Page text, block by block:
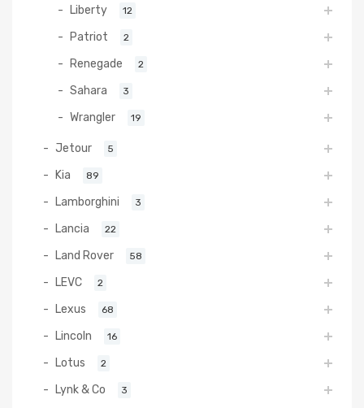
Liberty 12
Patriot 2
Renegade 2
Sahara 3
Wrangler 19
Jetour 5
Kia 89
Lamborghini 3
Lancia 22
Land Rover 58
LEVC 2
Lexus 68
Lincoln 16
Lotus 2
Lynk & Co 3